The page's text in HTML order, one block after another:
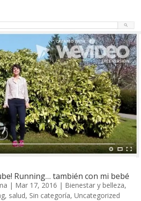
Running… también con mi bebé
| Mar 17, 2016 | Bienestar y belleza,
, salud, Sin categoría, Uncategorized